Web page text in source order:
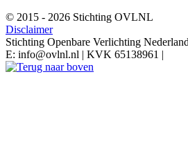
© 2015 - 2026 Stichting OVLNL
Disclaimer
Stichting Openbare Verlichting
E: info@ovlnl.nl | KVK 65138961 |